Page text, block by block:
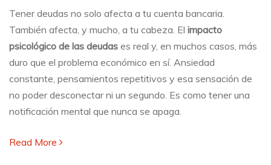
de
las
deudas:
ayuda
un
abogado
segunda
Tener deudas no solo afecta a tu cuenta bancaria.
También afecta, y mucho, a tu cabeza. El impacto
psicológico de las deudas es real y, en muchos casos, más
duro que el problema económico en sí. Ansiedad
constante, pensamientos repetitivos y esa sensación de
no poder desconectar ni un segundo. Es como tener una
notificación mental que nunca se apaga.
Read More